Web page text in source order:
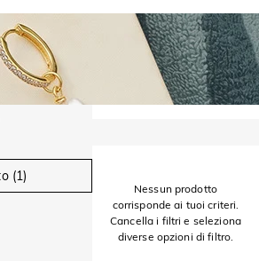
(1)
Nessun prodotto
corrisponde ai tuoi criteri.
Cancella i filtri e seleziona
diverse opzioni di filtro.